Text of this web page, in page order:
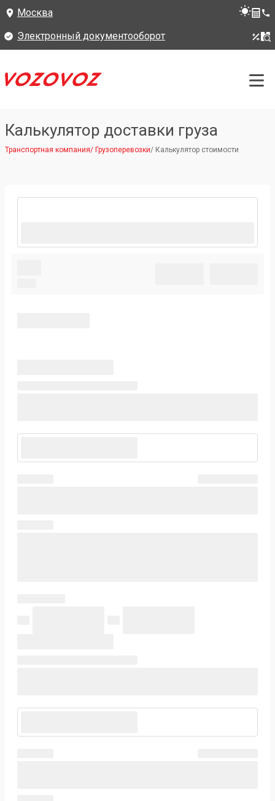
Москва
Электронный документооборот
Калькулятор доставки груза
Транспортная компания/ Грузоперевозки/ Калькулятор стоимости